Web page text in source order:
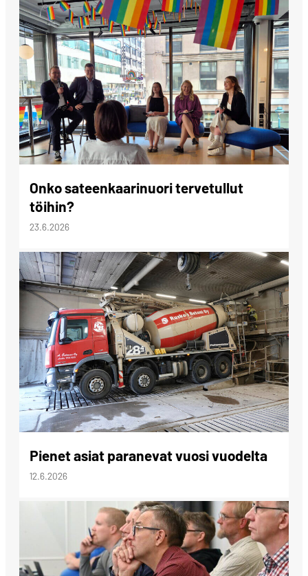
Onko sateenkaarinuori tervetullut
töihin?
23.6.2026
Pienet asiat paranevat vuosi vuodelta
12.6.2026